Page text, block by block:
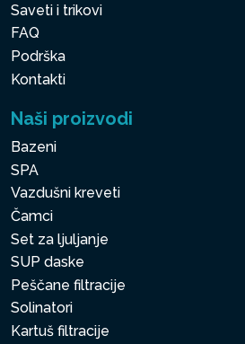
Saveti i trikovi
FAQ
Podrška
Kontakti
Naši proizvodi
Bazeni
SPA
Vazdušni kreveti
Čamci
Set za ljuljanje
SUP daske
Peščane filtracije
Solinatori
Kartuš filtracije